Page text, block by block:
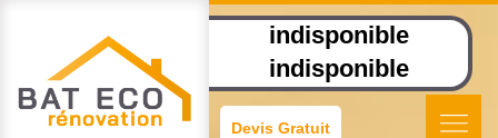
indisponible
indisponible
Devis Gratuit